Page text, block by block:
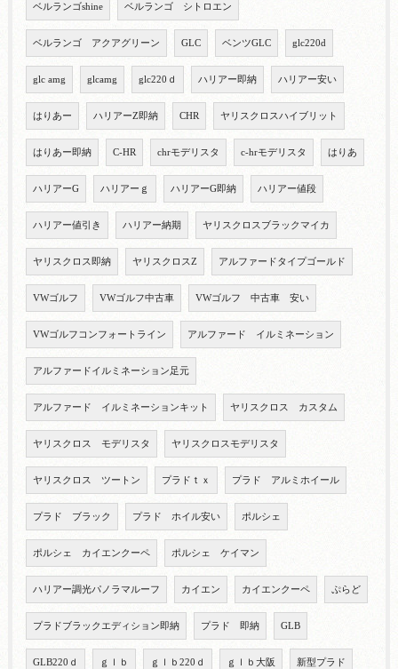
ベルランゴshine ベルランゴ シトロエン
ベルランゴ アクアグリーン GLC ベンツGLC glc220d
glc amg glcamg glc220ｄ ハリアー即納 ハリアー安い
はりあー ハリアーZ即納 CHR ヤリスクロスハイブリット
はりあー即納 C-HR chrモデリスタ c-hrモデリスタ はりあ
ハリアーG ハリアーｇ ハリアーG即納 ハリアー値段
ハリアー値引き ハリアー納期 ヤリスクロスブラックマイカ
ヤリスクロス即納 ヤリスクロスZ アルファードタイプゴールド
VWゴルフ VWゴルフ中古車 VWゴルフ 中古車 安い
VWゴルフコンフォートライン アルファード イルミネーション
アルファードイルミネーション足元
アルファード イルミネーションキット ヤリスクロス カスタム
ヤリスクロス モデリスタ ヤリスクロスモデリスタ
ヤリスクロス ツートン プラドｔｘ プラド アルミホイール
プラド ブラック プラド ホイル安い ポルシェ
ポルシェ カイエンクーペ ポルシェ ケイマン
ハリアー調光パノラマルーフ カイエン カイエンクーペ ぷらど
プラドブラックエディション即納 プラド 即納 GLB
GLB220ｄ ｇｌｂ ｇｌｂ220ｄ ｇｌｂ大阪 新型プラド